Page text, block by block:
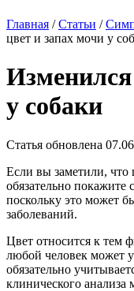
Главная /Статьи /
цвет и запах мочи у
у собаки
Статья обновлена
Если вы заметили, что
обязательно покажите
поскольку это может
заболеваний.
Цвет относится к тем
любой человек может
обязательно
клинического анализа